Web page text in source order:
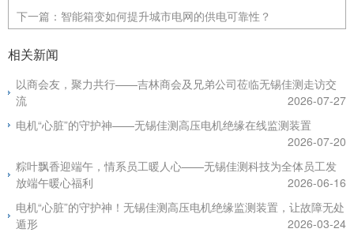
下一篇： 智能箱变如何提升城市电网的供电可靠性？
相关新闻
以商会友，聚力共行——吉林商会及兄弟公司莅临无锡佳测走访交
流
2026-07-27
电机“心脏”的守护神——无锡佳测高压电机绝缘在线监测装置
2026-07-20
粽叶飘香迎端午，情系员工暖人心——无锡佳测科技为全体员工发
放端午暖心福利
2026-06-16
电机“心脏”的守护神！无锡佳测高压电机绝缘监测装置，让故障无处
遁形
2026-03-24